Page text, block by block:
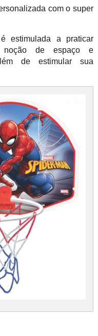
com o super
estimulada a praticar
noção de espaço e
de estimular sua